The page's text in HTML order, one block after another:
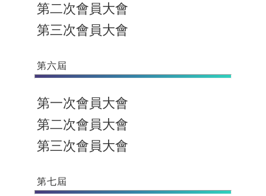
第二次會員大會
第三次會員大會
第六屆
第一次會員大會
第二次會員大會
第三次會員大會
第七屆